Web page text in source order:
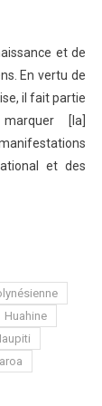
et de
En vertu de
, il fait partie
[la]
et des
Huahine